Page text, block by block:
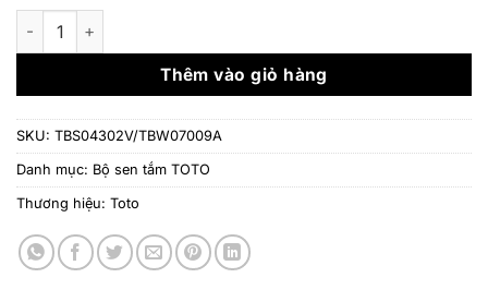
4.919.000 ₫.là:
Bộ sen tắm TOTO TBS04302V/TBW07009A số lượng
Thêm vào giỏ hàng
SKU: TBS04302V/TBW07009A
Danh mục: Bộ sen tắm TOTO
Thương hiệu: Toto